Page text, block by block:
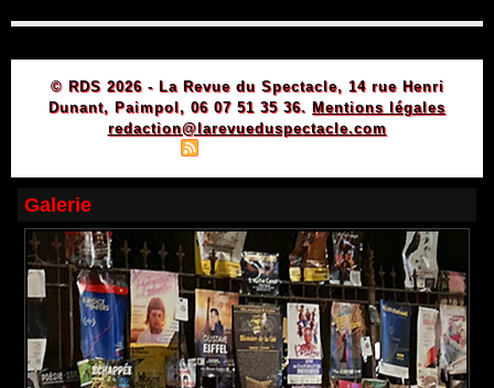
© RDS 2026 - La Revue du Spectacle, 14 rue Henri
Dunant, Paimpol, 06 07 51 35 36. Mentions légales
redaction@larevueduspectacle.com
Galerie